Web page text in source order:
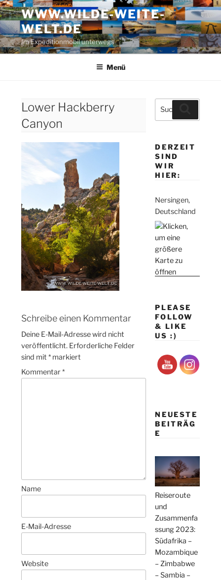
Zum
Inhalt
springen
WWW.WILDE-WEITE-
WELT.DE
Im Expeditionmobil unterwegs
Menü
Lower Hackberry
Canyon
Schreibe einen Kommentar
Deine E-Mail-Adresse wird nicht
veröffentlicht. Erforderliche Felder
sind mit* markiert
Kommentar*
Name
E-Mail-Adresse
Website
Suche
nach:
DERZEIT
SIND
WIR
HIER:
Nersingen,
Deutschland
PLEASE
FOLLOW
& LIKE
US :)
NEUESTE
BEITRÄG
E
Reiseroute
und
Zusammenfa
ssung 2023:
Südafrika –
Mozambique
– Zimbabwe
– Sambia –